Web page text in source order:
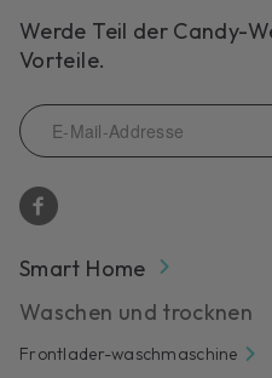
Werde Teil der Candy-
Vorteile.
Smart Home
Waschen und trocknen
Frontlader-waschmaschine